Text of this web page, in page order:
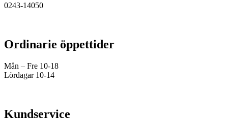
0243-14050
Ordinarie öppettider
Mån – Fre 10-18
Lördagar 10-14
Kundservice